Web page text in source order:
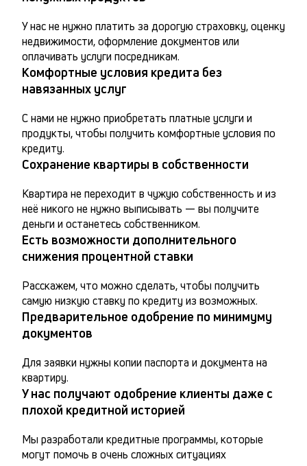
У нас не нужно платить за дорогую страховку, оценку
недвижимости, оформление документов или
оплачивать услуги посредникам.
Комфортные условия кредита без
навязанных услуг
С нами не нужно приобретать платные услуги и
продукты, чтобы получить комфортные условия по
кредиту.
Сохранение квартиры в собственности
Квартира не переходит в чужую собственность и из
неё никого не нужно выписывать — вы получите
деньги и останетесь собственником.
Есть возможности дополнительного
снижения процентной ставки
Расскажем, что можно сделать, чтобы получить
самую низкую ставку по кредиту из возможных.
Предварительное одобрение по минимуму
документов
Для заявки нужны копии паспорта и документа на
квартиру.
У нас получают одобрение клиенты даже с
плохой кредитной историей
Мы разработали кредитные программы, которые
могут помочь в очень сложных ситуациях